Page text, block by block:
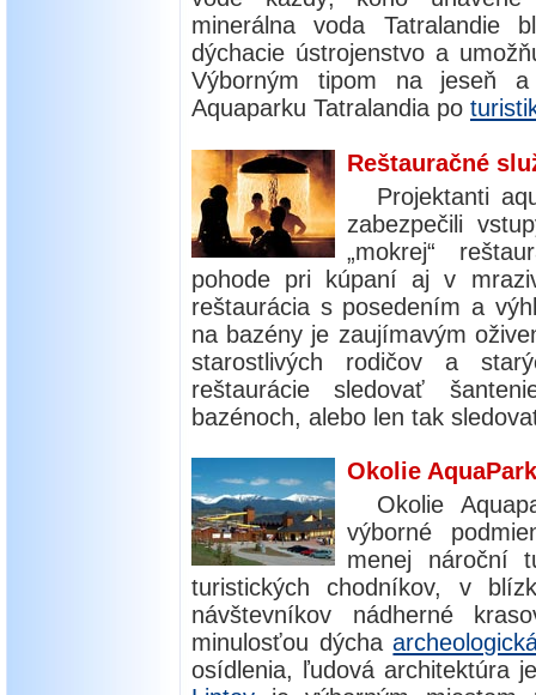
minerálna voda Tatralandie
dýchacie ústrojenstvo a
Výborným tipom na jeseň
Aquaparku Tatralandia po
Reštauračné
Projektanti
zabezpečili
„mokrej“
pohode pri kúpaní aj v
reštaurácia s posedením a
na bazény je zaujímavým
starostlivých rodičov a
reštaurácie sledovať
bazénoch, alebo len tak
Okolie
Okolie
výborné
menej nároční
turistických chodníkov, v
návštevníkov nádherné
minulosťou dýcha
osídlenia, ľudová architektúra